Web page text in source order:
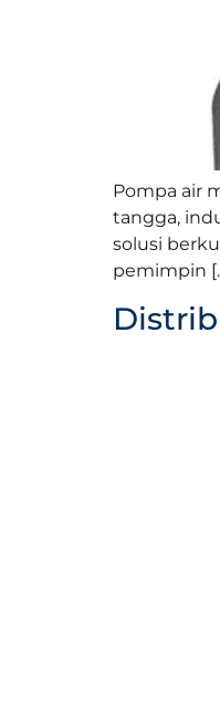
Pompa air
tangga,
solusi
pemimpin